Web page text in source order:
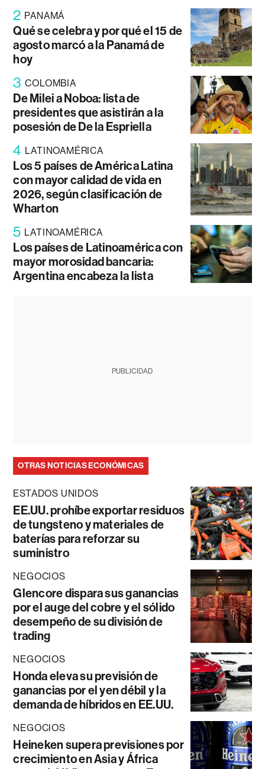
2 PANAMÁ
Qué se celebra y por qué el 15 de
agosto marcó a la Panamá de
hoy
3 COLOMBIA
De Milei a Noboa: lista de
presidentes que asistirán a la
posesión de De la Espriella
4 LATINOAMÉRICA
Los 5 países de América Latina
con mayor calidad de vida en
2026, según clasificación de
Wharton
5 LATINOAMÉRICA
Los países de Latinoamérica con
mayor morosidad bancaria:
Argentina encabeza la lista
PUBLICIDAD
OTRAS NOTICIAS ECONÓMICAS
ESTADOS UNIDOS
EE.UU. prohíbe exportar residuos
de tungsteno y materiales de
baterías para reforzar su
suministro
NEGOCIOS
Glencore dispara sus ganancias
por el auge del cobre y el sólido
desempeño de su división de
trading
NEGOCIOS
Honda eleva su previsión de
ganancias por el yen débil y la
demanda de híbridos en EE.UU.
NEGOCIOS
Heineken supera previsiones por
crecimiento en Asia y África